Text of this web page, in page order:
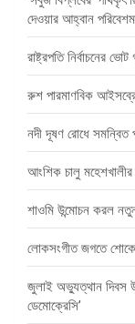
দেওয়ার আহ্বান
রাষ্ট্রপতি নির্বাচনের
রুশ পারমাণবিক
নদী দূষণ রোধে সমন্বিত
আংশিক চালু মহেশখালীর
শাওমি উন্মোচন করল
লোকসংগীত জগতে
জুলাই অভ্যুত্থান দিবস
ডেমোক্রেসি’